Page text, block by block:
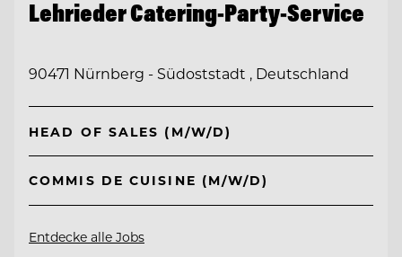
Lehrieder Catering-Party-Service
90471 Nürnberg - Südoststadt , Deutschland
HEAD OF SALES (M/W/D)
COMMIS DE CUISINE (M/W/D)
Entdecke alle Jobs